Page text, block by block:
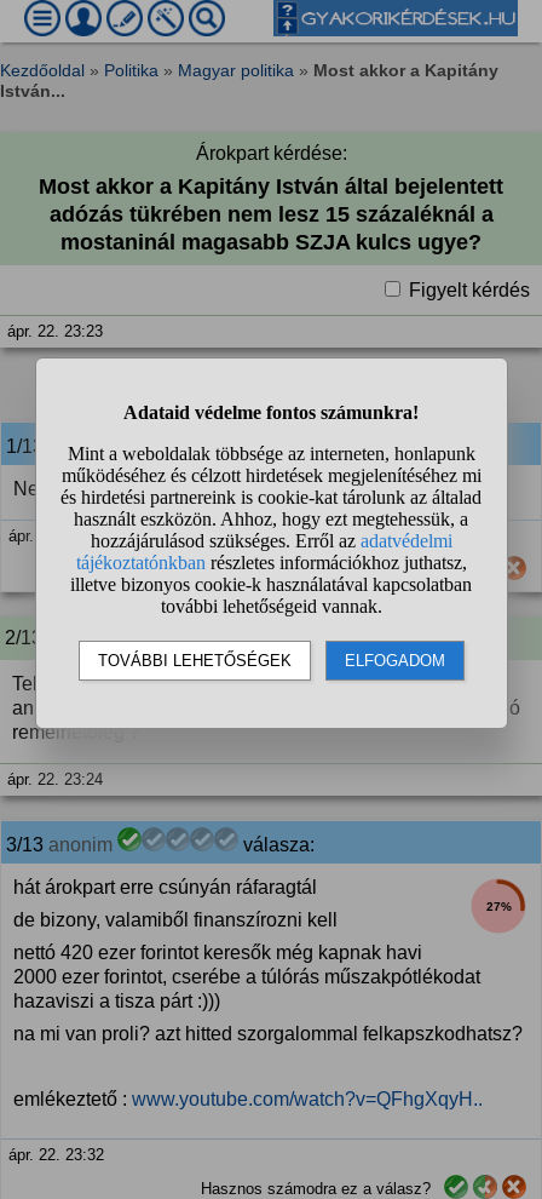
Kezdőoldal » Politika » Magyar politika » Most akkor a Kapitány
István...
Árokpart kérdése:
Most akkor a Kapitány István által bejelentett
adózás tükrében nem lesz 15 százaléknál a
mostaninál magasabb SZJA kulcs ugye?
Figyelt kérdés
ápr. 22. 23:23
1/13 anonim válasza:
Nem
ápr. 22. 23:23
Hasznos számodra ez a válasz?
2/13 A kérdező kommentje:
Tehát ha valaki teszem azt bruttó 700 ezer forintot keres
annak is marad a mostani 15 százalék nem lesz plussz adó
remélhetőleg ?
ápr. 22. 23:24
3/13 anonim válasza:
27%
hát árokpart erre csúnyán ráfaragtál
de bizony, valamiből finanszírozni kell
nettó 420 ezer forintot keresők még kapnak havi
2000 ezer forintot, cserébe a túlórás műszakpótlékodat
hazaviszi a tisza párt :)))
na mi van proli? azt hitted szorgalommal felkapszkodhatsz?
emlékeztető : www.youtube.com/watch?v=QFhgXqyH..
ápr. 22. 23:32
Hasznos számodra ez a válasz?